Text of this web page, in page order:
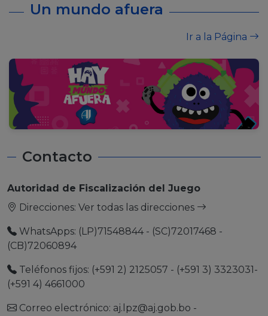
Un mundo afuera
Ir a la Página
Contacto
Autoridad de Fiscalización del Juego
Direcciones: Ver todas las direcciones
WhatsApps: (LP)71548844 - (SC)72017468 -
(CB)72060894
Teléfonos fijos: (+591 2) 2125057 - (+591 3) 3323031-
(+591 4) 4661000
Correo electrónico: aj.lpz@aj.gob.bo -